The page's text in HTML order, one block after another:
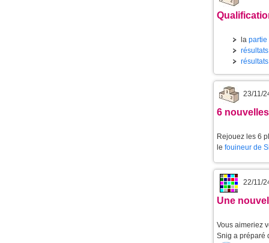
la partie
23/11/
6
Rejouez les 6
le fouineur de
22/11/
Une
Vous aimeriez
Snig a préparé